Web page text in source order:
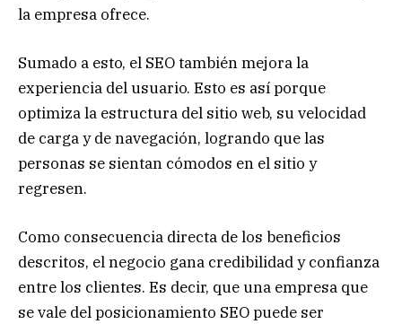
la empresa ofrece.
Sumado a esto, el SEO también mejora la
experiencia del usuario. Esto es así porque
optimiza la estructura del sitio web, su velocidad
de carga y de navegación, logrando que las
personas se sientan cómodos en el sitio y
regresen.
Como consecuencia directa de los beneficios
descritos, el negocio gana credibilidad y confianza
entre los clientes. Es decir, que una empresa que
se vale del posicionamiento SEO puede ser